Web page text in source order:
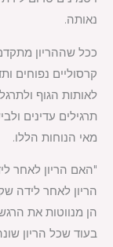
נאותה.
ככל שההריון
קרסוליים נפוחים
לאותות הגוף
תרגילים עדינים
מאי הנוחות הללו.
"האם הריון לאחר
הריון לאחר לידה
הן מנווטות את
בעוד שכל הריון